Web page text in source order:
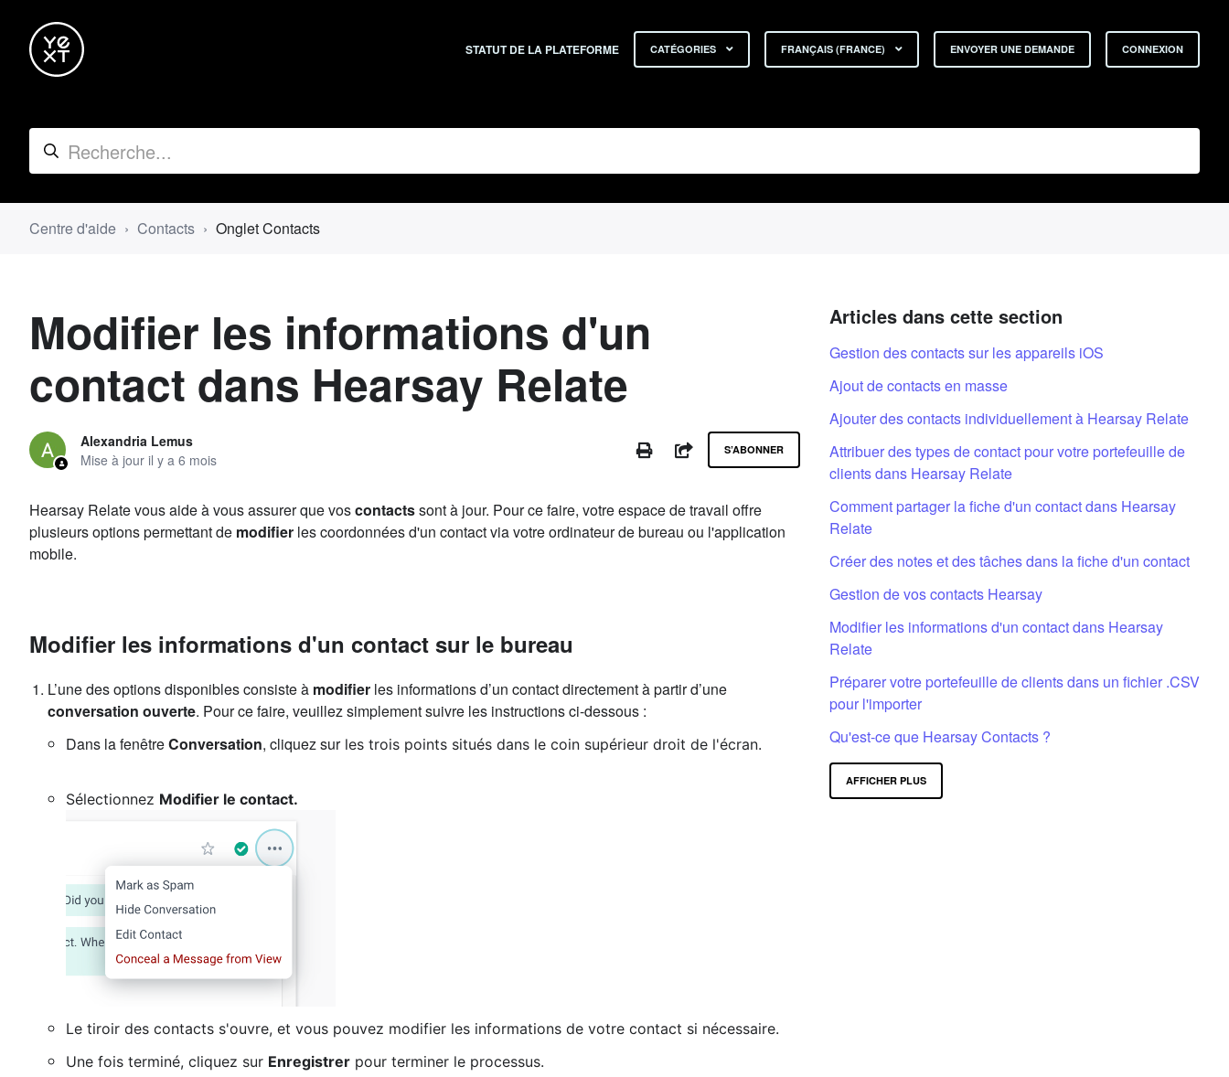
STATUT DE LA PLATEFORME CATÉGORIES FRANÇAIS (FRANCE) ENVOYER UNE DEMANDE CONNEXION
Centre d'aide Contacts Onglet Contacts
Modifier les informations d'un
contact dans Hearsay Relate
Alexandria Lemus
Mise à jour il y a 6 mois PRINTPARTAGER
S’ABONNER Pas encore suivi par quelqu'un
Hearsay Relate vous aide à vous assurer que voscontactssont à jour. Pour ce faire, votre espace de travail offre
plusieurs options permettant de modifier les coordonnées d'un contact via votre ordinateur de bureau ou l'application
mobile.
Modifier les informations d'un contact sur le bureau
L’une des options disponibles consiste à modifier les informations d’un contact directement à partir d’une
conversation ouverte. Pour ce faire, veuillez simplement suivre les instructions ci-dessous :
Dans la fenêtreConversation, cliquez surles trois points situés dans le coin supérieur droit de l'écran.
Sélectionnez Modifier le contact.
Le tiroir des contacts s'ouvre, et vous pouvez modifier les informations de votre contact si nécessaire.
Une fois terminé, cliquez sur Enregistrer pour terminer le processus.
Articles dans cette section
Gestion des contacts sur les appareils iOS
Ajout de contacts en masse
Ajouter des contacts individuellement à Hearsay Relate
Attribuer des types de contact pour votre portefeuille de
clients dans Hearsay Relate
Comment partager la fiche d'un contact dans Hearsay
Relate
Créer des notes et des tâches dans la fiche d'un contact
Gestion de vos contacts Hearsay
Modifier les informations d'un contact dans Hearsay
Relate
Préparer votre portefeuille de clients dans un fichier .CSV
pour l'importer
Qu'est-ce que Hearsay Contacts ?
AFFICHER PLUS